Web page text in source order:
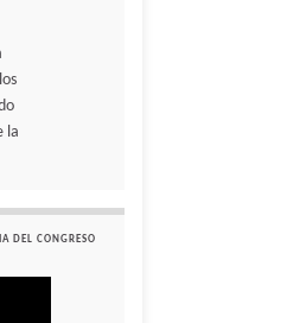
la
DEL CONGRESO